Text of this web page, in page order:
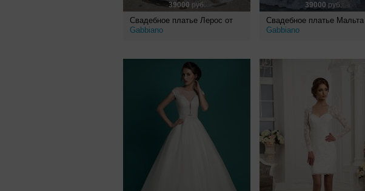
39000 руб.
Свадебное платье Лерос от
Gabbiano
39000 руб.
Свадебное платье Мальта
Gabbiano